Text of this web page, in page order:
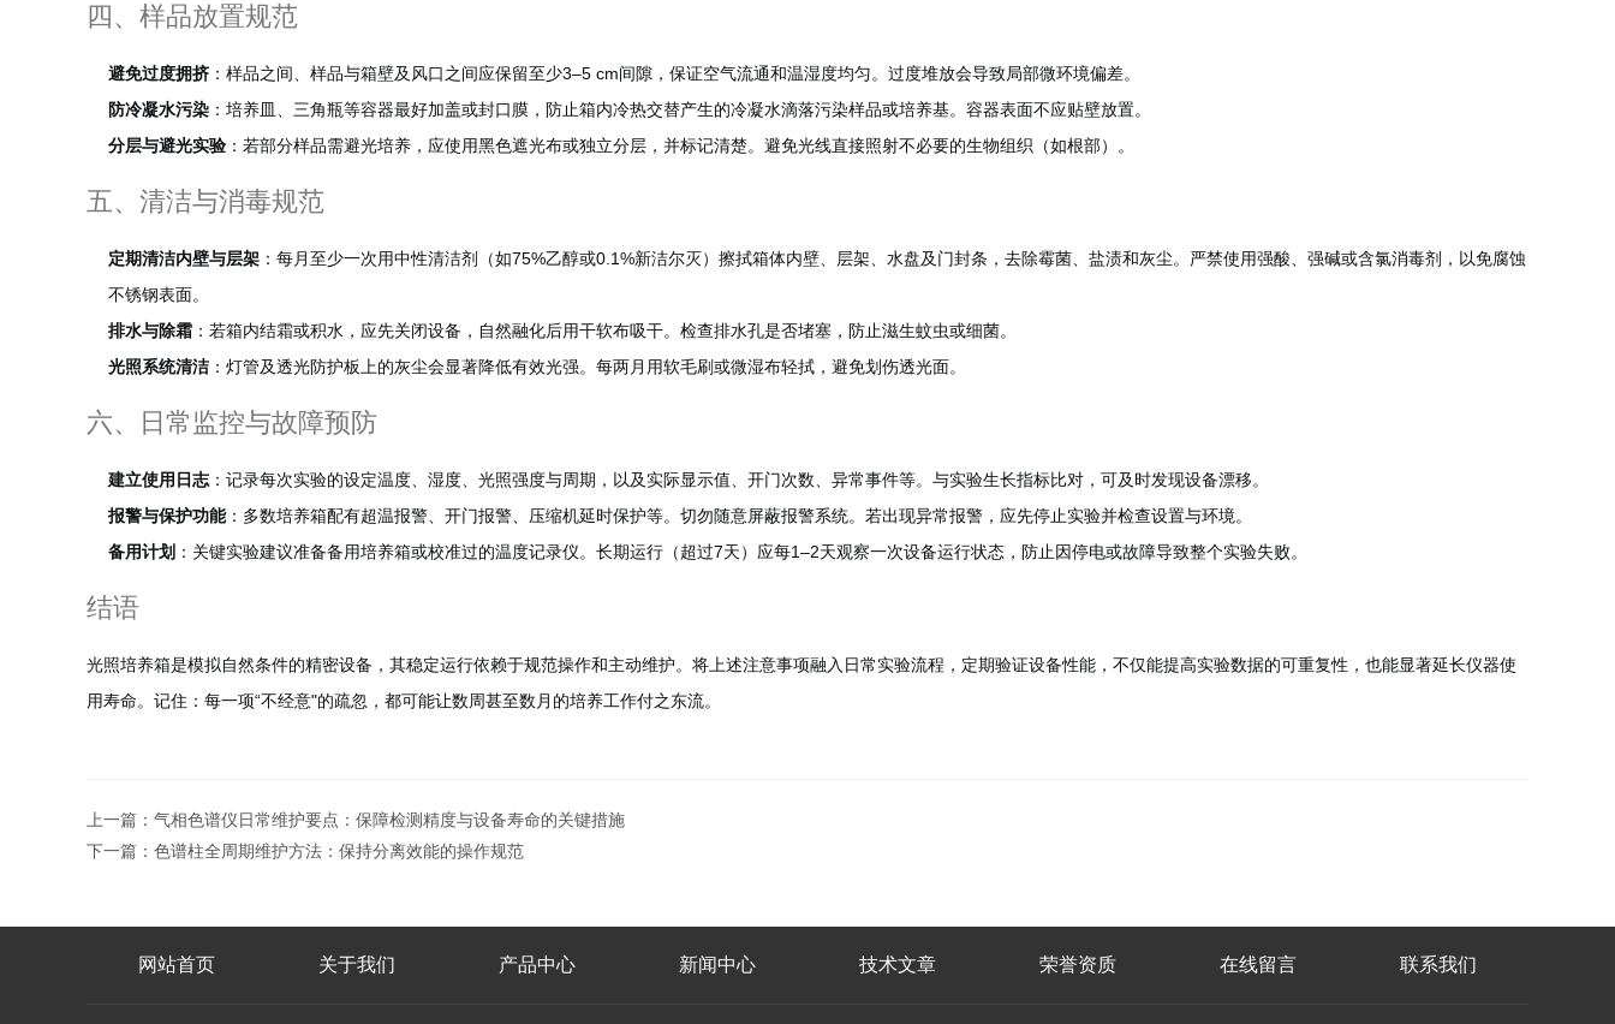
四、样品放置规范
避免过度拥挤 ：样品之间、样品与箱壁及风口之间应保留至少3–5 cm间隙，保证空气流通和温湿度均匀。过度堆放会导致局部微环境偏差。
防冷凝水污染 ：培养皿、三角瓶等容器最好加盖或封口膜，防止箱内冷热交替产生的冷凝水滴落污染样品或培养基。容器表面不应贴壁放置。
分层与避光实验 ：若部分样品需避光培养，应使用黑色遮光布或独立分层，并标记清楚。避免光线直接照射不必要的生物组织（如根部）。
五、清洁与消毒规范
定期清洁内壁与层架 ：每月至少一次用中性清洁剂（如75%乙醇或0.1%新洁尔灭）擦拭箱体内壁、层架、水盘及门封条，去除霉菌、盐渍和灰尘。严禁使用强酸、强碱或含氯消毒剂，以免腐蚀
不锈钢表面。
排水与除霜 ：若箱内结霜或积水，应先关闭设备，自然融化后用干软布吸干。检查排水孔是否堵塞，防止滋生蚊虫或细菌。
光照系统清洁 ：灯管及透光防护板上的灰尘会显著降低有效光强。每两月用软毛刷或微湿布轻拭，避免划伤透光面。
六、日常监控与故障预防
建立使用日志 ：记录每次实验的设定温度、湿度、光照强度与周期，以及实际显示值、开门次数、异常事件等。与实验生长指标比对，可及时发现设备漂移。
报警与保护功能：多数培养箱配有超温报警、开门报警、压缩机延时保护等。切勿随意屏蔽报警系统。若出现异常报警，应先停止实验并检查设置与环境。
备用计划 ：关键实验建议准备备用培养箱或校准过的温度记录仪。长期运行（超过7天）应每1–2天观察一次设备运行状态，防止因停电或故障导致整个实验失败。
结语
光照培养箱是模拟自然条件的精密设备，其稳定运行依赖于规范操作和主动维护。将上述注意事项融入日常实验流程，定期验证设备性能，不仅能提高实验数据的可重复性，也能显著延长仪器使
用寿命。记住：每一项“不经意"的疏忽，都可能让数周甚至数月的培养工作付之东流。
上一篇： 气相色谱仪日常维护要点：保障检测精度与设备寿命的关键措施
下一篇： 色谱柱全周期维护方法：保持分离效能的操作规范
网站首页 关于我们 产品中心 新闻中心 技术文章 荣誉资质 在线留言 联系我们